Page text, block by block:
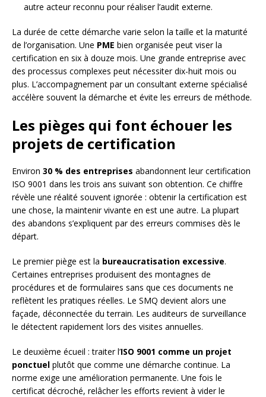
autre acteur reconnu pour réaliser l’audit externe.
La durée de cette démarche varie selon la taille et la maturité
de l’organisation. Une PME bien organisée peut viser la
certification en six à douze mois. Une grande entreprise avec
des processus complexes peut nécessiter dix-huit mois ou
plus. L’accompagnement par un consultant externe spécialisé
accélère souvent la démarche et évite les erreurs de méthode.
Les pièges qui font échouer les
projets de certification
Environ 30 % des entreprises abandonnent leur certification
ISO 9001 dans les trois ans suivant son obtention. Ce chiffre
révèle une réalité souvent ignorée : obtenir la certification est
une chose, la maintenir vivante en est une autre. La plupart
des abandons s’expliquent par des erreurs commises dès le
départ.
Le premier piège est la bureaucratisation excessive.
Certaines entreprises produisent des montagnes de
procédures et de formulaires sans que ces documents ne
reflètent les pratiques réelles. Le SMQ devient alors une
façade, déconnectée du terrain. Les auditeurs de surveillance
le détectent rapidement lors des visites annuelles.
Le deuxième écueil : traiter l’ISO 9001 comme un projet
ponctuel plutôt que comme une démarche continue. La
norme exige une amélioration permanente. Une fois le
certificat décroché, relâcher les efforts revient à vider le